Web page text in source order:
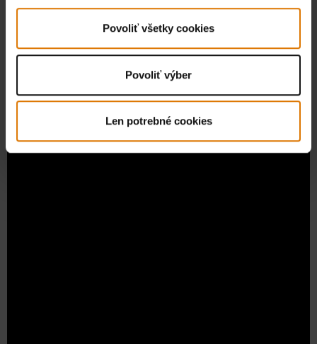
Povoliť všetky cookies
Povoliť výber
Len potrebné cookies